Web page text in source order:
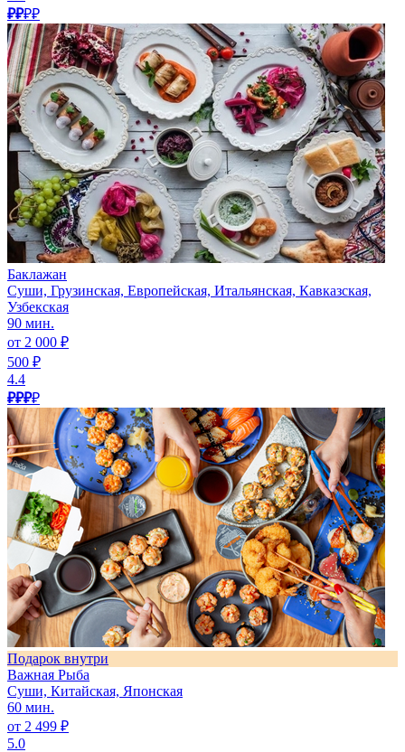
₽₽₽₽
Баклажан
Суши, Грузинская, Европейская, Итальянская, Кавказская,
Узбекская
90 мин.
от 2 000 ₽
500 ₽
4.4
₽₽₽₽
Подарок внутри
Важная Рыба
Суши, Китайская, Японская
60 мин.
от 2 499 ₽
5.0